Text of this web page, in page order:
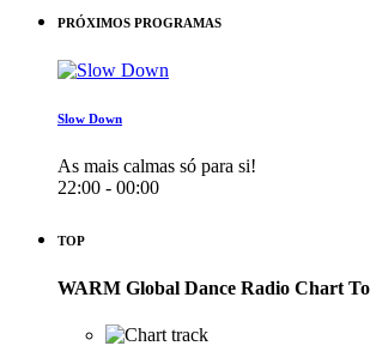
PRÓXIMOS PROGRAMAS
Slow Down
As mais calmas só para si!
22:00 - 00:00
TOP
WARM Global Dance Radio Chart